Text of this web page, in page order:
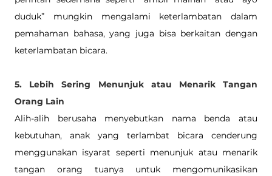
duduk” mungkin mengalami keterlambatan dalam
pemahaman bahasa, yang juga bisa berkaitan dengan
keterlambatan bicara.
5. Lebih Sering Menunjuk atau Menarik Tangan
Orang Lain
Alih-alih berusaha menyebutkan nama benda atau
kebutuhan, anak yang terlambat bicara cenderung
menggunakan isyarat seperti menunjuk atau menarik
tangan orang tuanya untuk mengomunikasikan